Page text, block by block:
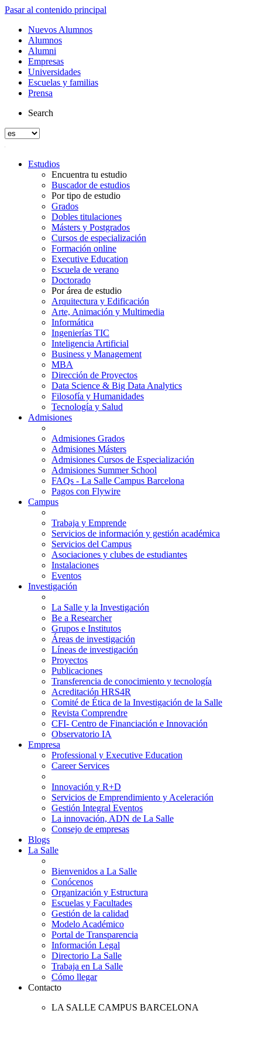
Pasar al contenido principal
Nuevos Alumnos
Alumnos
Alumni
Empresas
Universidades
Escuelas y familias
Prensa
Search
Estudios
Encuentra tu estudio
Buscador de estudios
Por tipo de estudio
Grados
Dobles titulaciones
Másters y Postgrados
Cursos de especialización
Formación online
Executive Education
Escuela de verano
Doctorado
Por área de estudio
Arquitectura y Edificación
Arte, Animación y Multimedia
Informática
Ingenierías TIC
Inteligencia Artificial
Business y Management
MBA
Dirección de Proyectos
Data Science & Big Data Analytics
Filosofía y Humanidades
Tecnología y Salud
Admisiones
Admisiones Grados
Admisiones Másters
Admisiones Cursos de Especialización
Admisiones Summer School
FAQs - La Salle Campus Barcelona
Pagos con Flywire
Campus
Trabaja y Emprende
Servicios de información y gestión académica
Servicios del Campus
Asociaciones y clubes de estudiantes
Instalaciones
Eventos
Investigación
La Salle y la Investigación
Be a Researcher
Grupos e Institutos
Áreas de investigación
Líneas de investigación
Proyectos
Publicaciones
Transferencia de conocimiento y tecnología
Acreditación HRS4R
Comité de Ética de la Investigación de la Salle
Revista Comprendre
CFI- Centro de Financiación e Innovación
Observatorio IA
Empresa
Professional y Executive Education
Career Services
Innovación y R+D
Servicios de Emprendimiento y Aceleración
Gestión Integral Eventos
La innovación, ADN de La Salle
Consejo de empresas
Blogs
La Salle
Bienvenidos a La Salle
Conócenos
Organización y Estructura
Escuelas y Facultades
Gestión de la calidad
Modelo Académico
Portal de Transparencia
Información Legal
Directorio La Salle
Trabaja en La Salle
Cómo llegar
Contacto
LA SALLE CAMPUS BARCELONA